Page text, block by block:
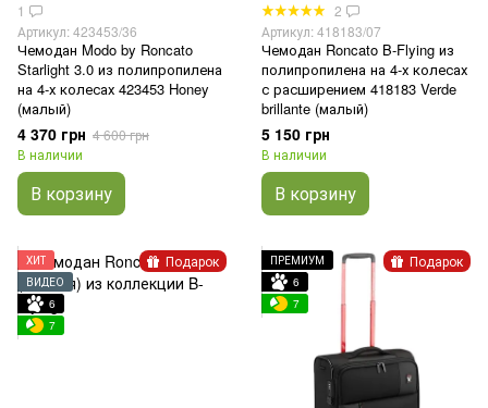
1
Артикул: 423453/36
Чемодан Modo by Roncato
Starlight 3.0 из полипропилена
на 4-х колесах 423453 Honey
(малый)
4 370 грн 4 600 грн
В наличии
В корзину
2
Артикул: 418183/07
Чемодан Roncato B-Flying из
полипропилена на 4-х колесах
с расширением 418183 Verde
brillante (малый)
5 150 грн
В наличии
В корзину
Подарок
ХИТ
ВИДЕО
6
7
Подарок
ПРЕМИУМ
6
7